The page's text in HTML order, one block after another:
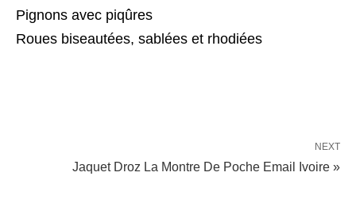
Pignons avec piqûres
Roues biseautées, sablées et rhodiées
NEXT
Jaquet Droz La Montre De Poche Email Ivoire »